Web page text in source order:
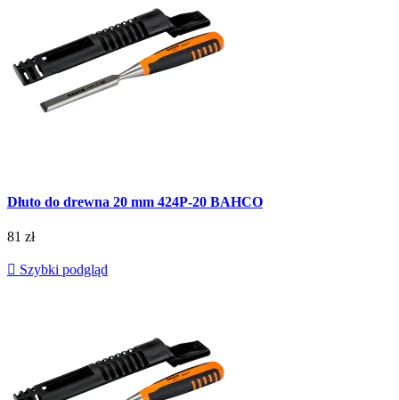
Dłuto do drewna 20 mm 424P-20 BAHCO
81 zł
 Szybki podgląd